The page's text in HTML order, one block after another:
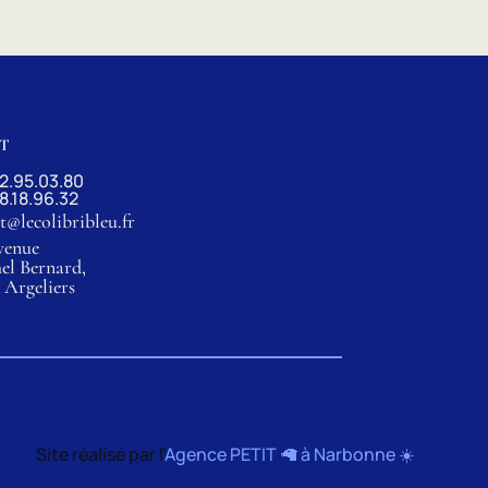
Bernard,
Argeliers
Site réalisé par l’Agence PETIT 🦙 à Narbonne ☀️